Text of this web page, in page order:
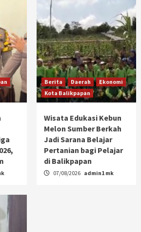
Berita Daerah
Ekonomi
Kota Balikpapan
Wisata Edukasi Kebun
Melon Sumber Berkah
Jadi Sarana Belajar
Pertanian bagi Pelajar
di Balikpapan
07/08/2026 admin1 mk